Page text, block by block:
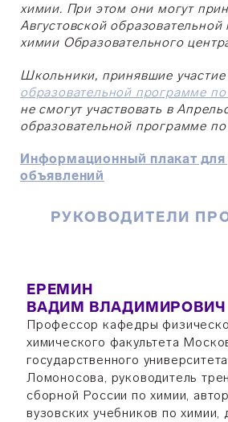
химии. При этом они могут
Августовской
химии Образовательного
Школьники, принявшие участие
образовательной программе
не смогут участвовать в
образовательной программе
Информационный плакат для
объявлений
РУКОВОДИТЕЛИ
ЕРЕМИН
ВАДИМ ВЛАДИМИРОВИЧ
Профессор кафедры
химического факультета
государственного
Ломоносова, руководитель
сборной России по химии,
вузовских учебников по